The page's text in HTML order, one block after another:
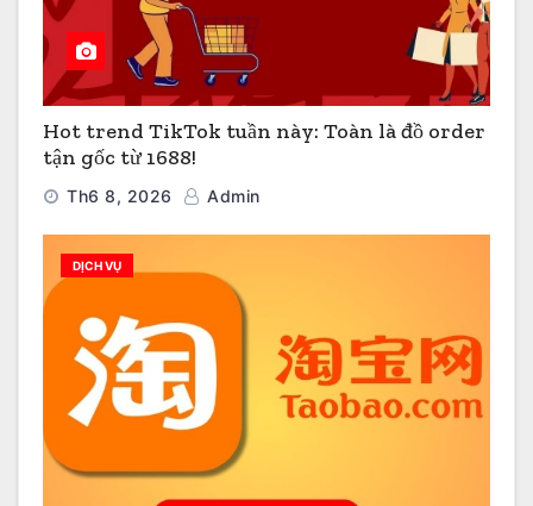
Hot trend TikTok tuần này: Toàn là đồ order
tận gốc từ 1688!
Th6 8, 2026 Admin
DỊCH VỤ